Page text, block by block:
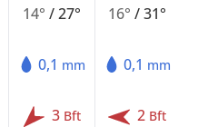
14°/27°
0,1 mm
3 Bft
16°/31°
0,1 mm
2 Bft